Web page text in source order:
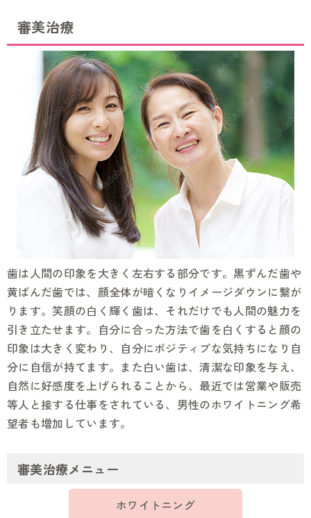
審美治療
歯は人間の印象を大きく左右する部分です。黒ずんだ歯や
黄ばんだ歯では、顔全体が暗くなりイメージダウンに繋が
ります。笑顔の白く輝く歯は、それだけでも人間の魅力を
引き立たせます。自分に合った方法で歯を白くすると顔の
印象は大きく変わり、自分にポジティブな気持ちになり自
分に自信が持てます。また白い歯は、清潔な印象を与え、
自然に好感度を上げられることから、最近では営業や販売
等人と接する仕事をされている、男性のホワイトニング希
望者も増加しています。
審美治療メニュー
ホワイトニング